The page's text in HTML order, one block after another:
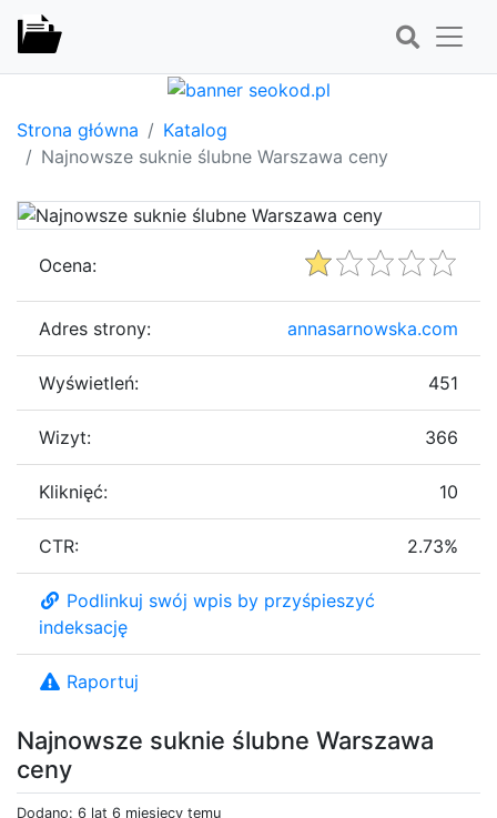
Strona główna
Katalog
Najnowsze suknie ślubne Warszawa ceny
Najnowsze suknie ślubne Warszawa
ceny
Dodano: 6 lat 6 miesięcy temu
Ocena:
Adres strony: annasarnowska.com
Wyświetleń: 451
Wizyt: 366
Kliknięć: 10
CTR: 2.73%
Podlinkuj swój wpis by przyśpieszyć
indeksację
Raportuj